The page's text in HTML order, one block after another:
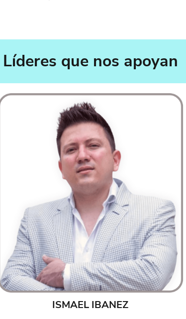
Líderes que nos apoyan
ISMAEL IBANEZ